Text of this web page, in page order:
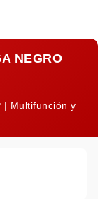
NEGRO
| Multifunción y